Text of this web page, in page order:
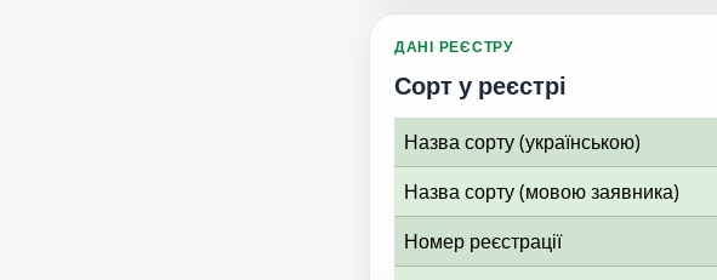
ДАНІ РЕЄСТРУ
Сорт у реєстрі
Назва сорту (українською)
Назва сорту (мовою заявника)
Номер реєстрації